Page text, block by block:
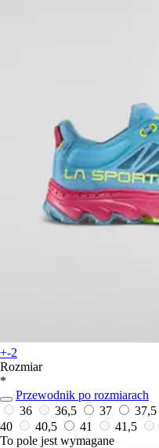
+-2
Rozmiar
*
Przewodnik po rozmiarach
36
36,5 37 37,5
40
40,5 41 41,5
To pole jest wymagane